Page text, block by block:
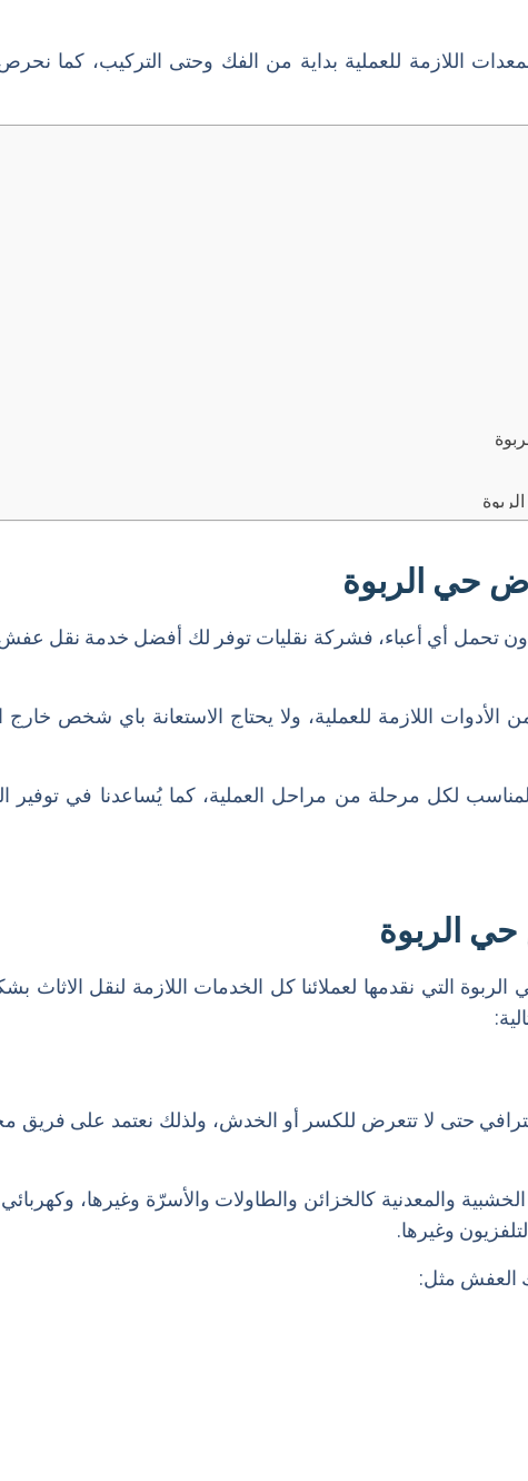
اللازمة للعملية بداية من الفك وحتى التركيب، كما
حي الربوة
تحمل أي أعباء، فشركة نقليات توفر لك أفضل خدمة نقل عفش
الأدوات اللازمة للعملية، ولا يحتاج الاستعانة باي شخص
لكل مرحلة من مراحل العملية، كما يُساعدنا في توفير
الربوة
التي نقدمها لعملائنا كل الخدمات اللازمة لنقل
حتى لا تتعرض للكسر أو الخدش، ولذلك نعتمد على
والمعدنية كالخزائن والطاولات والأسرّة وغيرها،
وغيرها.
العفش مثل: